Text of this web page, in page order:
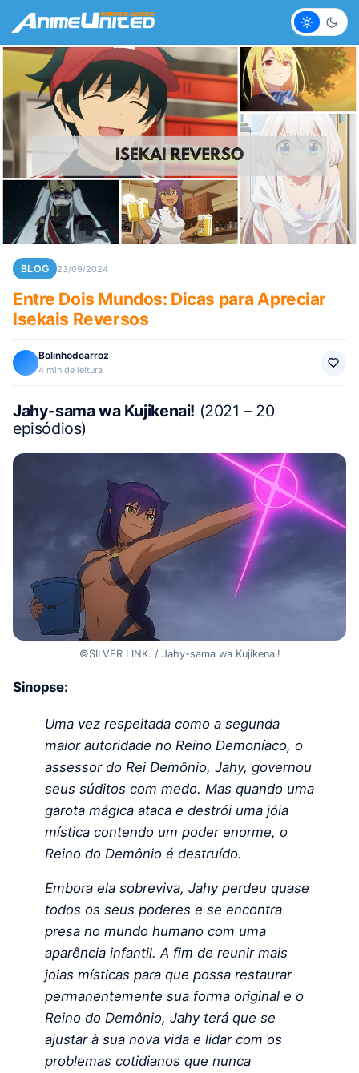
Claro
BLOG 23/09/2024
Entre Dois Mundos: Dicas para Apreciar
Isekais Reversos
Bolinhodearroz
4 min de leitura
Jahy-sama wa Kujikenai! (2021 – 20
episódios)
©SILVER LINK. / Jahy-sama wa Kujikenai!
Sinopse:
Uma vez respeitada como a segunda
maior autoridade no Reino Demoníaco, o
assessor do Rei Demônio, Jahy, governou
seus súditos com medo. Mas quando uma
garota mágica ataca e destrói uma jóia
mística contendo um poder enorme, o
Reino do Demônio é destruído.
Embora ela sobreviva, Jahy perdeu quase
todos os seus poderes e se encontra
presa no mundo humano com uma
aparência infantil. A fim de reunir mais
joias místicas para que possa restaurar
permanentemente sua forma original e o
Reino do Demônio, Jahy terá que se
ajustar à sua nova vida e lidar com os
problemas cotidianos que nunca